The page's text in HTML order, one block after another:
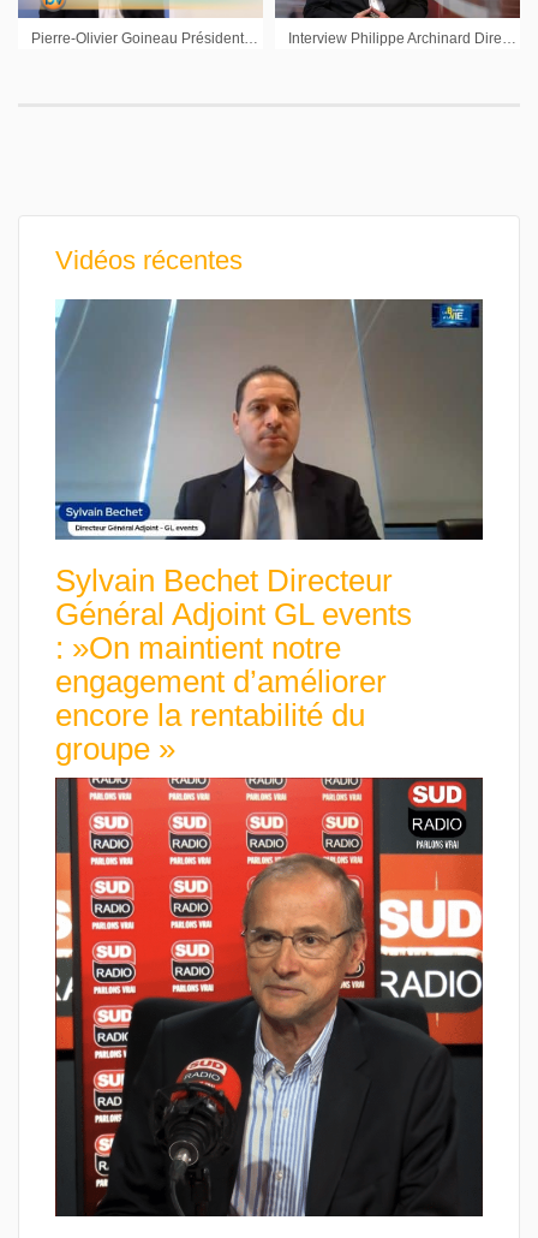
Vidéos récentes
Sylvain Bechet Directeur
Général Adjoint GL events
: »On maintient notre
engagement d’améliorer
encore la rentabilité du
groupe »